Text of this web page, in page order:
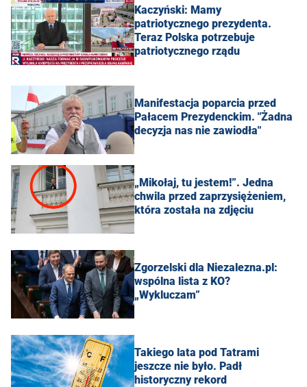
Kaczyński: Mamy
patriotycznego prezydenta.
Teraz Polska potrzebuje
patriotycznego rządu
Manifestacja poparcia przed
Pałacem Prezydenckim. "Żadna
decyzja nas nie zawiodła"
„Mikołaj, tu jestem!”. Jedna
chwila przed zaprzysiężeniem,
która została na zdjęciu
Zgorzelski dla Niezalezna.pl:
wspólna lista z KO?
„Wykluczam”
Takiego lata pod Tatrami
jeszcze nie było. Padł
historyczny rekord